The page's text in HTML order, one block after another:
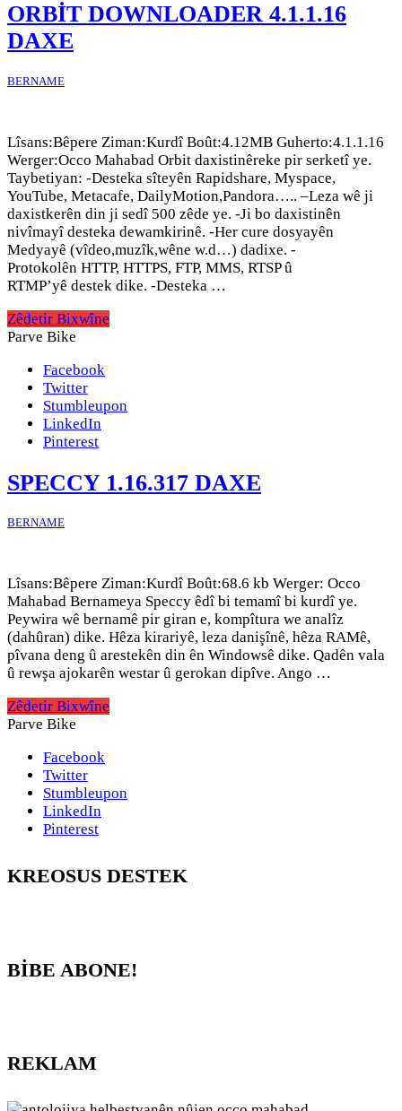
ORBİT DOWNLOADER 4.1.1.16
DAXE
BERNAME
Lîsans:Bêpere Ziman:Kurdî Boût:4.12MB Guherto:4.1.1.16
Werger:Occo Mahabad Orbit daxistinêreke pir serketî ye.
Taybetiyan: -Desteka sîteyên Rapidshare, Myspace,
YouTube, Metacafe, DailyMotion,Pandora….. –Leza wê ji
daxistkerên din ji sedî 500 zêde ye. -Ji bo daxistinên
nivîmayî desteka dewamkirinê. -Her cure dosyayên
Medyayê (vîdeo,muzîk,wêne w.d…) dadixe. -
Protokolên HTTP, HTTPS, FTP, MMS, RTSP û
RTMP’yê destek dike. -Desteka …
Zêdetir Bixwîne
Parve Bike
Facebook
Twitter
Stumbleupon
LinkedIn
Pinterest
SPECCY 1.16.317 DAXE
BERNAME
Lîsans:Bêpere Ziman:Kurdî Boût:68.6 kb Werger: Occo
Mahabad Bernameya Speccy êdî bi temamî bi kurdî ye.
Peywira wê bernamê pir giran e, kompîtura we analîz
(dahûran) dike. Hêza kirariyê, leza danişînê, hêza RAMê,
pîvana deng û arestekên din ên Windowsê dike. Qadên vala
û rewşa ajokarên westar û gerokan dipîve. Ango …
Zêdetir Bixwîne
Parve Bike
Facebook
Twitter
Stumbleupon
LinkedIn
Pinterest
KREOSUS DESTEK
BİBE ABONE!
REKLAM